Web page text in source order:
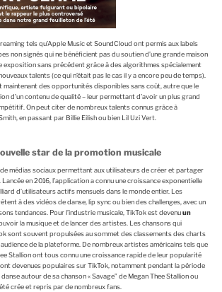
tels qu’Apple Music et SoundCloud ont permis aux labels
non signés qui ne bénéficient pas du soutien d’une grande maison
exposition sans précédent grâce à des algorithmes spécialement
talents (ce qui n’était pas le cas il y a encore peu de temps).
des opportunités disponibles sans coût, autre que le
d’un contenu de qualité – leur permettant d’avoir un plus grand
On peut citer de nombreux talents connus grâce à
en passant par Billie Eilish ou bien Lil Uzi Vert.
star de la promotion musicale
médias sociaux permettant aux utilisateurs de créer et partager
en 2016, l’application a connu une croissance exponentielle
d’utilisateurs actifs mensuels dans le monde entier. Les
à des vidéos de danse, lip sync ou bien des challenges, avec un
tendances. Pour l’industrie musicale, TikTok est devenuun
la musique et de lancer des artistes. Les chansons qui
sont souvent propulsées au sommet des classements des charts
audience de la plateforme. De nombreux artistes américains tels que
Stallion ont tous connu une croissance rapide de leur popularité
devenues populaires sur TikTok, notamment pendant la période
autour de sa chanson « Savage” de Megan Thee Stallion ou
crée et repris par de nombreux fans.